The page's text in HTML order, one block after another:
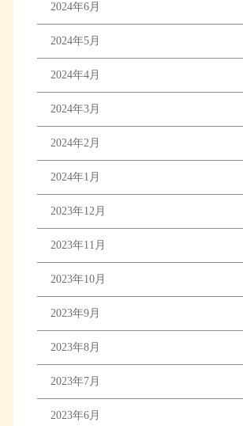
2024年6月
2024年5月
2024年4月
2024年3月
2024年2月
2024年1月
2023年12月
2023年11月
2023年10月
2023年9月
2023年8月
2023年7月
2023年6月